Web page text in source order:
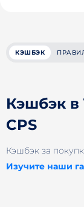
КЭШБЭК
Кэшбэк в
CPS
Кэшбэк за
Изучите наши